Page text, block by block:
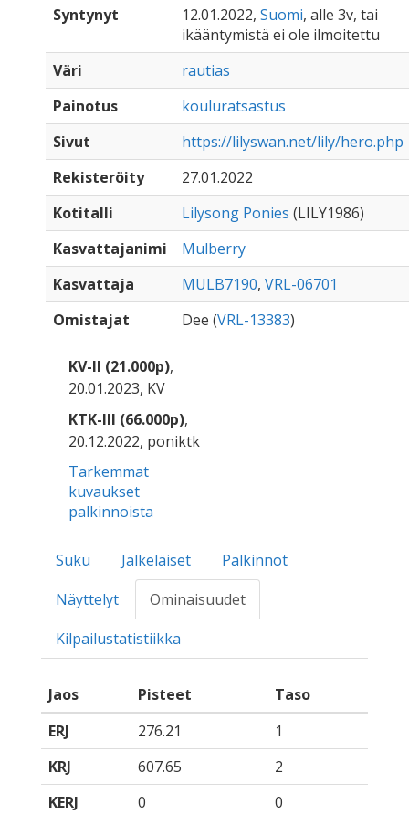
Syntynyt
12.01.2022, Suomi, alle 3v, tai
ikääntymistä ei ole ilmoitettu
Väri
rautias
Painotus
kouluratsastus
Sivut
https://lilyswan.net/lily/hero.php
Rekisteröity
27.01.2022
Kotitalli
Lilysong Ponies (LILY1986)
Kasvattajanimi
Mulberry
Kasvattaja
MULB7190, VRL-06701
Omistajat
Dee (VRL-13383)
KV-II (21.000p),
20.01.2023, KV
KTK-III (66.000p),
20.12.2022, poniktk
Tarkemmat
kuvaukset
palkinnoista
Suku Jälkeläiset
Palkinnot
Näyttelyt
Ominaisuudet
Kilpailustatistiikka
Jaos Pisteet
Taso
ERJ
276.21
1
KRJ
607.65
2
KERJ
0
0